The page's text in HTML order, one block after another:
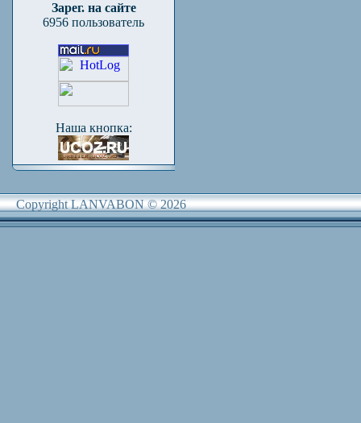
Зарег. на сайте
6956 пользователь
Наша кнопка:
Copyright LANVABON © 2026